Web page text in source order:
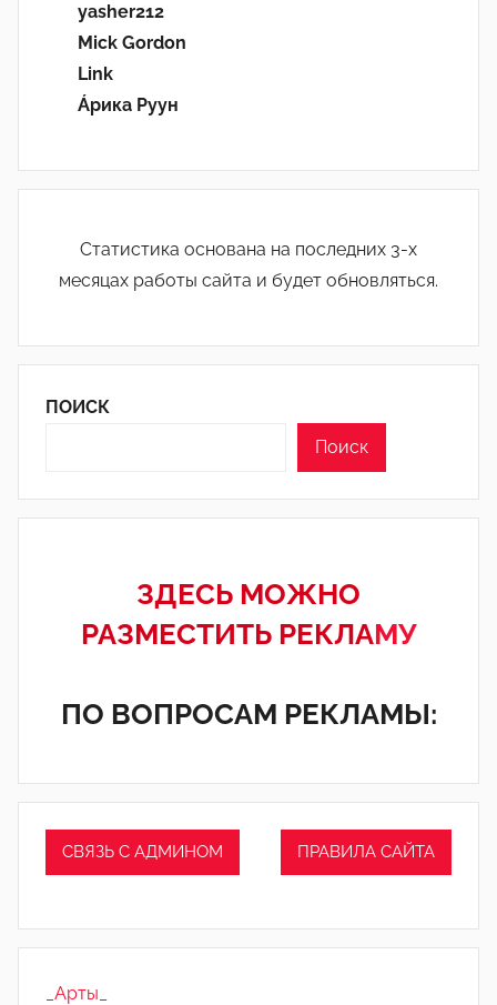
yasher212
Mick Gordon
Link
Áрика Руун
Статистика основана на последних 3-х
месяцах работы сайта и будет обновляться.
ПОИСК
Поиск
ЗДЕСЬ МОЖНО
РАЗМЕСТИТЬ РЕКЛАМУ
ПО ВОПРОСАМ РЕКЛАМЫ:
СВЯЗЬ С АДМИНОМ ПРАВИЛА САЙТА
_Арты_